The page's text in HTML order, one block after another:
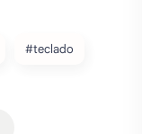
#teclado